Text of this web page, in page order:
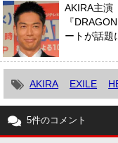
AKIRA主演
『
ートが話題
AKIRA EXILE
5件のコメント